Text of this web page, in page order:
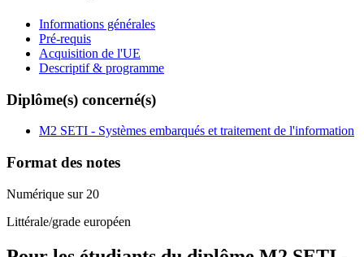
Informations générales
Pré-requis
Acquisition de l'UE
Descriptif & programme
Diplôme(s) concerné(s)
M2 SETI - Systèmes embarqués et traitement de l'information
Format des notes
Numérique sur 20
Littérale/grade européen